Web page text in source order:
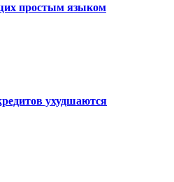
простым языком
ухудшаются